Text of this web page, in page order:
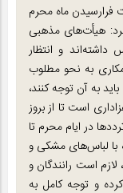
فرارسیدن ماه محرم
هیأت‌های مذهبی
و انتظار
به نحو مطلوب
به آن توجه کنند،
است تا از بروز
در ایام محرم تا
با لباس‌های مشکی و
است رانندگان و
و توجه کامل به